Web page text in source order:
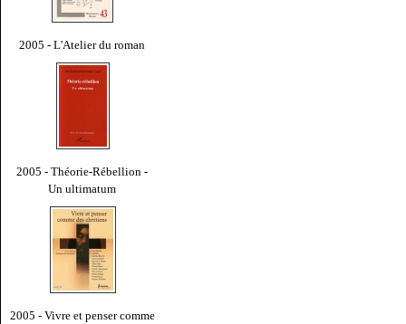
2005 - L'Atelier du roman
2005 - Théorie-Rébellion -
Un ultimatum
2005 - Vivre et penser comme